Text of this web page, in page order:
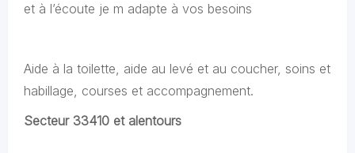
et à l’écoute je m adapte à vos besoins
Aide à la toilette, aide au levé et au coucher, soins et
habillage, courses et accompagnement.
Secteur 33410 et alentours